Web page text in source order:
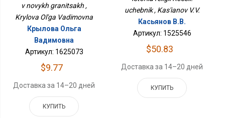
v novykh granitsakh ,
Krylova Ol'ga Vadimovna
Крылова Ольга
Вадимовна
Артикул: 1625073
$9.77
Доставка за 14–20 дней
КУПИТЬ
uchebnik , Kas'ianov V.V.
Касьянов В.В.
Артикул: 1525546
$50.83
Доставка за 14–20 дней
КУПИТЬ